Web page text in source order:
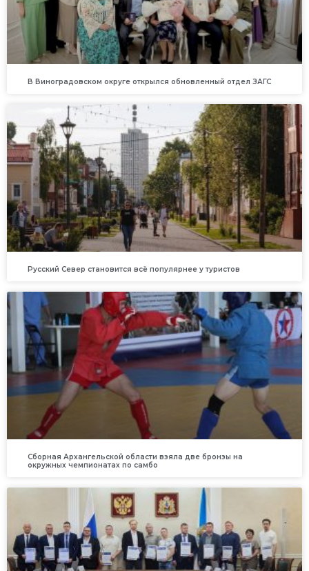
В Виноградовском округе открылся обновленный отдел ЗАГС
Русский Север становится всё популярнее у туристов
Сборная Архангельской области взяла две бронзы на
окружных чемпионатах по самбо